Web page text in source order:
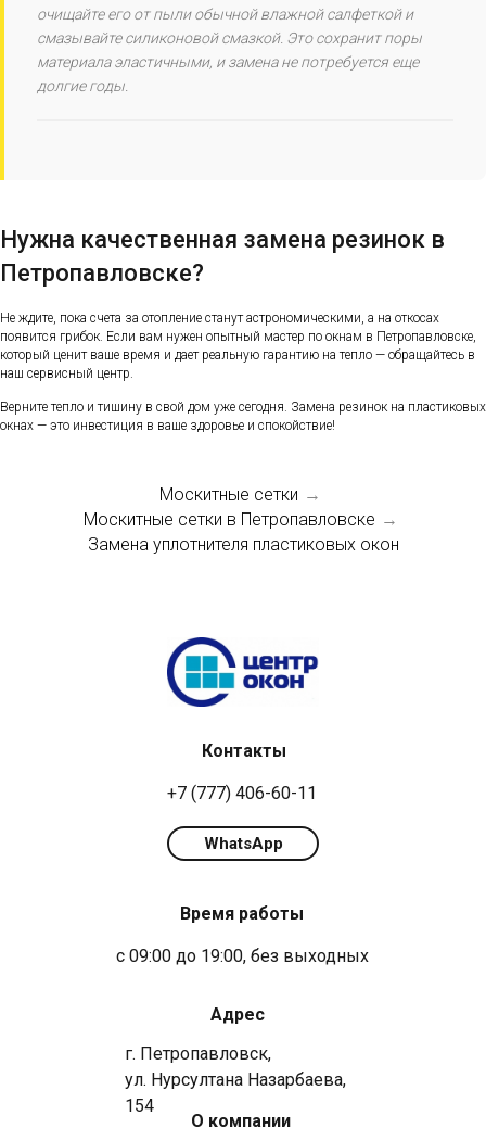
очищайте его от пыли обычной влажной салфеткой и
смазывайте силиконовой смазкой. Это сохранит поры
материала эластичными, и замена не потребуется еще
долгие годы.
Нужна качественная замена резинок в
Петропавловске?
Не ждите, пока счета за отопление станут астрономическими, а на откосах
появится грибок. Если вам нужен опытный мастер по окнам в Петропавловске,
который ценит ваше время и дает реальную гарантию на тепло — обращайтесь в
наш сервисный центр.
Верните тепло и тишину в свой дом уже сегодня. Замена резинок на пластиковых
окнах — это инвестиция в ваше здоровье и спокойствие!
Москитные сетки →
Москитные сетки в Петропавловске →
Замена уплотнителя пластиковых окон
+7 (777) 406-60-11
с 09:00 до 19:00, без выходных
г. Петропавловск,
ул. Нурсултана Назарбаева,
154
О компании
Адрес
Время работы
Контакты
WhatsApp